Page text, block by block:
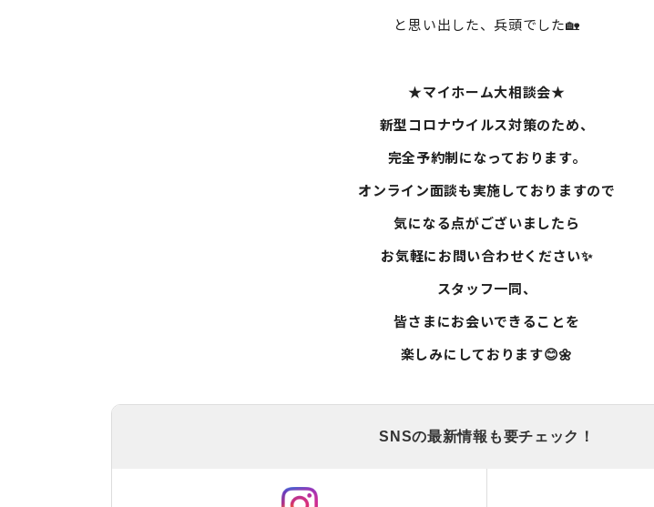
と思い出した、兵頭でした🏡
★マイホーム大相談会★
新型コロナウイルス対策のため、
完全予約制になっております。
オンライン面談も実施しておりますので
気になる点がございましたら
お気軽にお問い合わせください✨
スタッフ一同、
皆さまにお会いできることを
楽しみにしております😊🌼
SNSの最新情報も要チェック！